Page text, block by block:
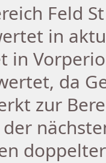
Feld
in
in
da
zur